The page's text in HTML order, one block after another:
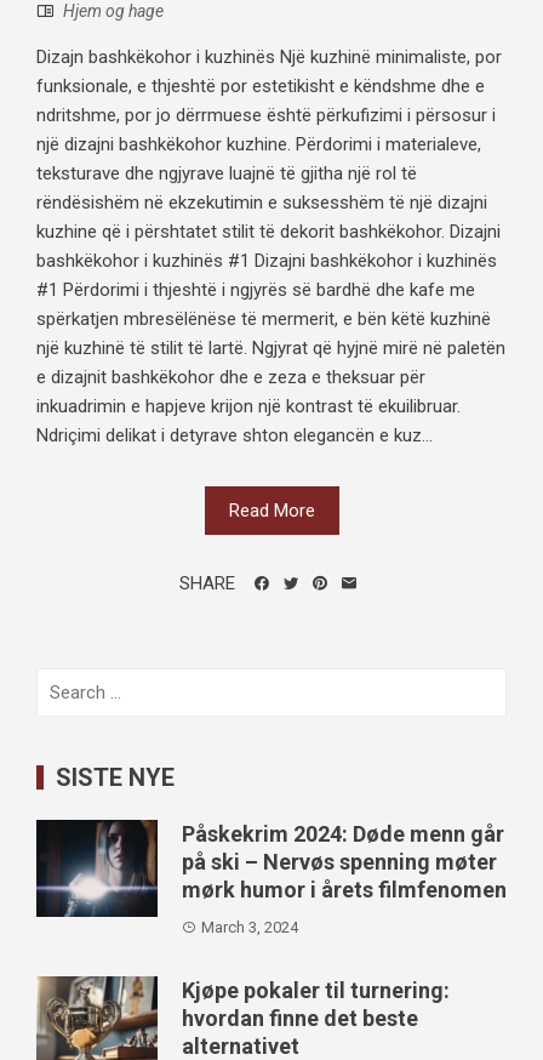
Hjem og hage
Dizajn bashkëkohor i kuzhinës Një kuzhinë minimaliste, por
funksionale, e thjeshtë por estetikisht e këndshme dhe e
ndritshme, por jo dërrmuese është përkufizimi i përsosur i
një dizajni bashkëkohor kuzhine. Përdorimi i materialeve,
teksturave dhe ngjyrave luajnë të gjitha një rol të
rëndësishëm në ekzekutimin e suksesshëm të një dizajni
kuzhine që i përshtatet stilit të dekorit bashkëkohor. Dizajni
bashkëkohor i kuzhinës #1 Dizajni bashkëkohor i kuzhinës
#1 Përdorimi i thjeshtë i ngjyrës së bardhë dhe kafe me
spërkatjen mbresëlënëse të mermerit, e bën këtë kuzhinë
një kuzhinë të stilit të lartë. Ngjyrat që hyjnë mirë në paletën
e dizajnit bashkëkohor dhe e zeza e theksuar për
inkuadrimin e hapjeve krijon një kontrast të ekuilibruar.
Ndriçimi delikat i detyrave shton elegancën e kuz...
Read More
SHARE
Search
SISTE NYE
Påskekrim 2024: Døde menn går
på ski – Nervøs spenning møter
mørk humor i årets filmfenomen
March 3, 2024
Kjøpe pokaler til turnering:
hvordan finne det beste
alternativet